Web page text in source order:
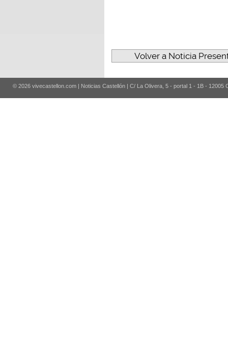
Volver a Noticia
© 2026 vivecastellon.com | Noticias Castellón | C/ La Olivera, 5 - portal 1 - 1B - 12005